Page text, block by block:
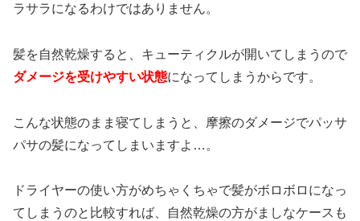
ラサラになるわけではありません。
髪を自然乾燥すると、キューティクルが開いてしまうので
ダメージを受けやすい状態になってしまうからです。
こんな状態のまま寝てしまうと、摩擦のダメージでパッサ
パサの髪になってしまいますよ…。
ドライヤーの使い方がめちゃくちゃで髪がボロボロになっ
てしまうのと比較すれば、自然乾燥の方がましなケースも